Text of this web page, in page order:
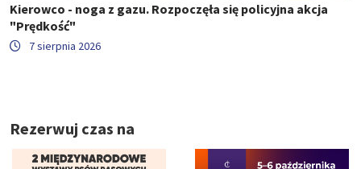
Kierowco - noga z gazu. Rozpoczęła się policyjna akcja
"Prędkość"
7 sierpnia 2026
Rezerwuj czas na